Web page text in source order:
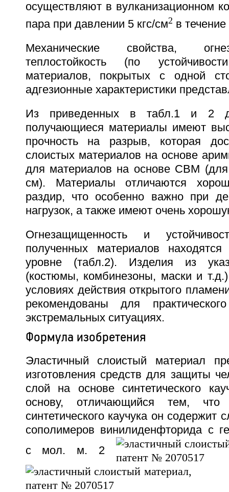
осуществляют в вулканизационном
пара при давлении 5 кгс/см2 в
Механические свойства,
теплостойкость (по
материалов, покрытых с одной
адгезионные характеристики
Из приведенных в табл.1 и 2
получающиеся материалы имеют
прочность на разрыв, которая
слоистых материалов на основе
для материалов на основе СВМ
см). Материалы отличаются
раздир, что особенно важно при
нагрузок, а также имеют очень
Огнезащищенность и
полученных материалов
уровне (табл.2). Изделия из
(костюмы, комбинезоны, маски и
условиях действия открытого
рекомендованы для
экстремальных ситуациях.
Формула изобретения
Эластичный слоистый материал
изготовления средств для защиты
слой на основе синтетического
основу, отличающийся тем,
синтетического каучука он содержит
сополимеров винилиденфторида с
с мол. м. 2